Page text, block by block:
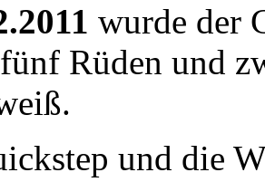
wurde der
Rüden und
und die